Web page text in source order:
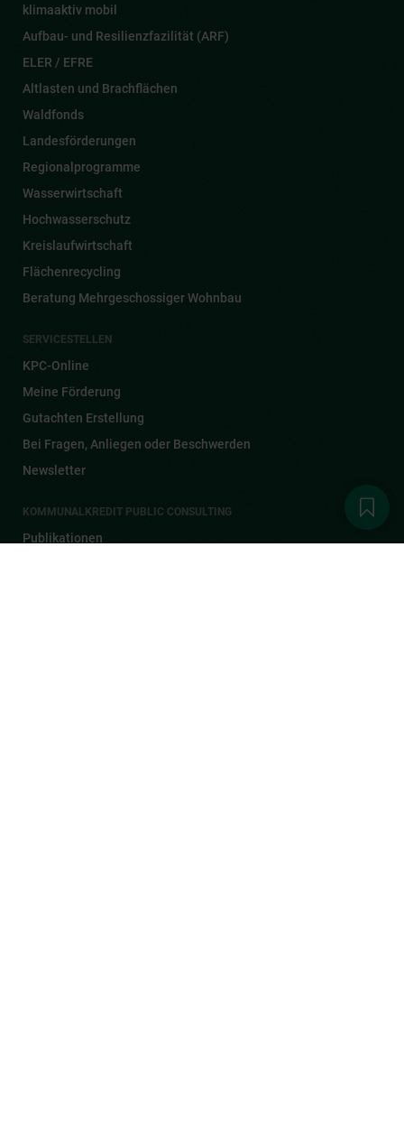
klimaaktiv mobil
Aufbau- und Resilienzfazilität (ARF)
ELER / EFRE
Altlasten und Brachflächen
Waldfonds
Landesförderungen
Regionalprogramme
Wasserwirtschaft
Hochwasserschutz
Kreislaufwirtschaft
Flächenrecycling
Beratung Mehrgeschossiger Wohnbau
SERVICESTELLEN
KPC-Online
Meine Förderung
Gutachten Erstellung
Bei Fragen, Anliegen oder Beschwerden
Newsletter
KOMMUNALKREDIT PUBLIC CONSULTING
Publikationen